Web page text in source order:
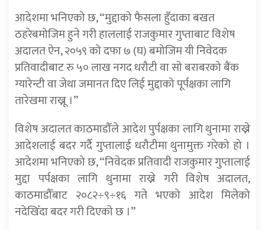
आदेशमा भनिएको छ, “मुद्दाको फैसला हुँदाका बखत
ठहरेबमोजिम हुने गरी हाललाई राजकुमार गुप्ताबाट विशेष
अदालत ऐन, २०५९ को दफा ७ (घ) बमोजिम यी निवेदक
प्रतिवादीबाट रु ५० लाख नगद धरौटी वा सो बराबरको बैंक
ग्यारेन्टी वा जेथा जमानत दिए लिई मुद्दाको पूर्पक्षका लागि
तारेखमा राख्नू ।”
विशेष अदालत काठमाडौँले आदेश पुर्पक्षका लागि थुनामा राख्ने
आदेशलाई बदर गर्दै गुप्तालाई धरौटीमा थुनामुक्त गरेको हो ।
आदेशमा भनिएको छ, “निवेदक प्रतिवादी राजकुमार गुप्तालाई
मुद्दा पर्पक्षका लागि थुनामा राख्ने गरी विशेष अदालत,
काठमाडौँबाट २०८२÷९÷१६ गते भएको आदेश मिलेको
नदेखिँदा बदर गरी दिएको छ ।”